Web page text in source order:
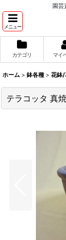
園芸
メニュー
カテゴリ マイ
ホーム > 鉢各種 > 花鉢/
テラコッタ 真